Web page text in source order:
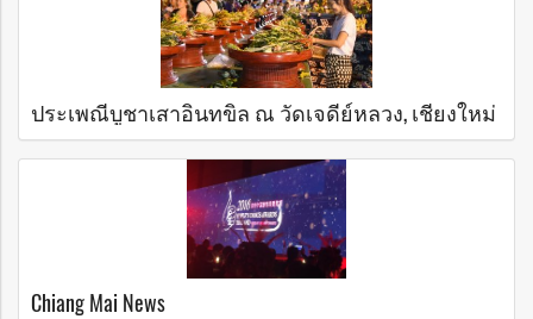
ประเพณีบูชาเสาอินทขิล ณ วัดเจดีย์หลวง, เชียงใหม่
Chiang Mai News